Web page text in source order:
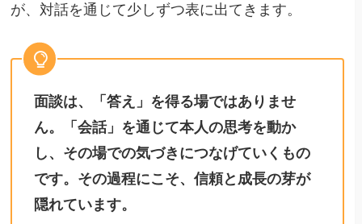
が、対話を通じて少しずつ表に出てきます。
面談は、「答え」を得る場ではありませ
ん。「会話」を通じて本人の思考を動か
し、その場での気づきにつなげていくもの
です。その過程にこそ、信頼と成長の芽が
隠れています。